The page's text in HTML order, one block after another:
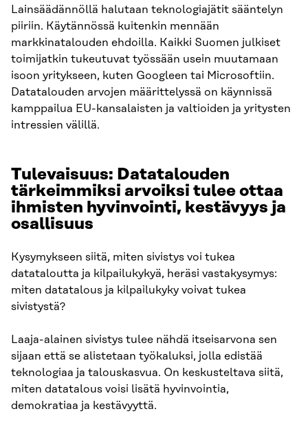
Lainsäädännöllä halutaan teknologiajätit sääntelyn
piiriin. Käytännössä kuitenkin mennään
markkinatalouden ehdoilla. Kaikki Suomen julkiset
toimijatkin tukeutuvat työssään usein muutamaan
isoon yritykseen, kuten Googleen tai Microsoftiin.
Datatalouden arvojen määrittelyssä on käynnissä
kamppailua EU-kansalaisten ja valtioiden ja yritysten
intressien välillä.
Tulevaisuus: Datatalouden
tärkeimmiksi arvoiksi tulee ottaa
ihmisten hyvinvointi, kestävyys ja
osallisuus
Kysymykseen siitä, miten sivistys voi tukea
datataloutta ja kilpailukykyä, heräsi vastakysymys:
miten datatalous ja kilpailukyky voivat tukea
sivistystä?
Laaja-alainen sivistys tulee nähdä itseisarvona sen
sijaan että se alistetaan työkaluksi, jolla edistää
teknologiaa ja talouskasvua. On keskusteltava siitä,
miten datatalous voisi lisätä hyvinvointia,
demokratiaa ja kestävyyttä.